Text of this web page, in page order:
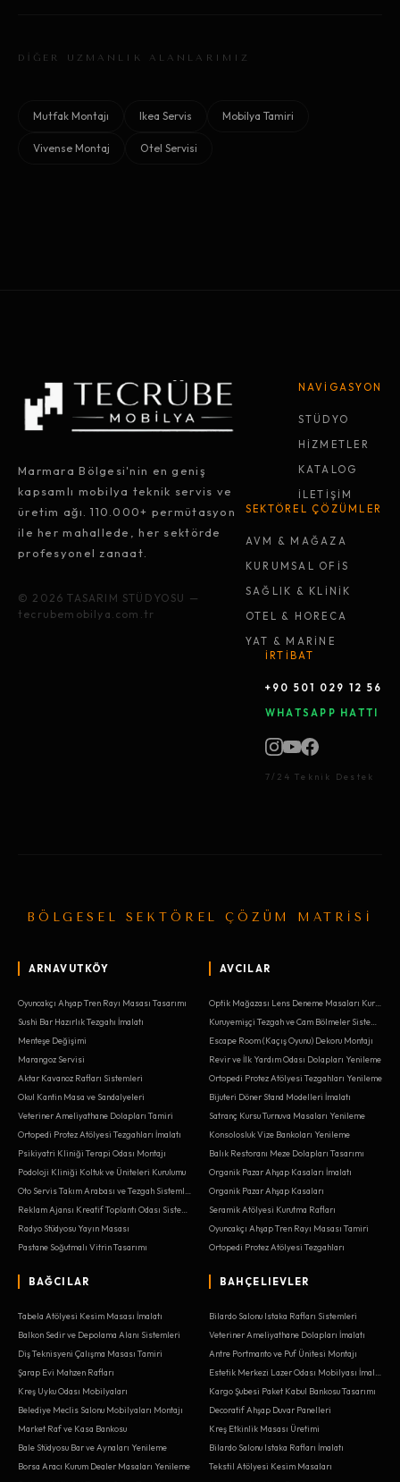
DİĞER UZMANLIK ALANLARIMIZ
Mutfak Montajı Ikea Servis Mobilya Tamiri
Vivense Montaj Otel Servisi
Marmara Bölgesi'nin en geniş
kapsamlı mobilya teknik servis ve
üretim ağı. 110.000+ permütasyon
ile her mahallede, her sektörde
profesyonel zanaat.
© 2026 TASARIM STÜDYOSU —
tecrubemobilya.com.tr
NAVİGASYON
STÜDYO
HİZMETLER
KATALOG
İLETİŞİM
SEKTÖREL ÇÖZÜMLER
AVM & MAĞAZA
KURUMSAL OFİS
SAĞLIK & KLİNİK
OTEL & HORECA
YAT & MARİNE
İRTİBAT
+90 501 029 12 56
WHATSAPP HATTI
7/24 Teknik Destek
BÖLGESEL SEKTÖREL ÇÖZÜM MATRİSİ
ARNAVUTKÖY
Oyuncakçı Ahşap Tren Rayı Masası Tasarımı
Sushi Bar Hazırlık Tezgahı İmalatı
Menteşe Değişimi
Marangoz Servisi
Aktar Kavanoz Rafları Sistemleri
Okul Kantin Masa ve Sandalyeleri
Veteriner Ameliyathane Dolapları Tamiri
Ortopedi Protez Atölyesi Tezgahları İmalatı
Psikiyatri Kliniği Terapi Odası Montajı
Podoloji Kliniği Koltuk ve Üniteleri Kurulumu
Radyo Stüdyosu Yayın Masası
Pastane Soğutmalı Vitrin Tasarımı
AVCILAR
Escape Room (Kaçış Oyunu) Dekoru Montajı
Revir ve İlk Yardım Odası Dolapları Yenileme
Ortopedi Protez Atölyesi Tezgahları Yenileme
Bijuteri Döner Stand Modelleri İmalatı
Satranç Kursu Turnuva Masaları Yenileme
Konsolosluk Vize Bankoları Yenileme
Balık Restoranı Meze Dolapları Tasarımı
Organik Pazar Ahşap Kasaları İmalatı
Organik Pazar Ahşap Kasaları
Seramik Atölyesi Kurutma Rafları
Oyuncakçı Ahşap Tren Rayı Masası Tamiri
Ortopedi Protez Atölyesi Tezgahları
BAĞCILAR
Tabela Atölyesi Kesim Masası İmalatı
Balkon Sedir ve Depolama Alanı Sistemleri
Diş Teknisyeni Çalışma Masası Tamiri
Şarap Evi Mahzen Rafları
Kreş Uyku Odası Mobilyaları
Belediye Meclis Salonu Mobilyaları Montajı
Market Raf ve Kasa Bankosu
Bale Stüdyosu Bar ve Aynaları Yenileme
Borsa Aracı Kurum Dealer Masaları Yenileme
BAHÇELIEVLER
Bilardo Salonu Istaka Rafları Sistemleri
Veteriner Ameliyathane Dolapları İmalatı
Antre Portmanto ve Puf Ünitesi Montajı
Kargo Şubesi Paket Kabul Bankosu Tasarımı
Decoratif Ahşap Duvar Panelleri
Kreş Etkinlik Masası Üretimi
Bilardo Salonu Istaka Rafları İmalatı
Tekstil Atölyesi Kesim Masaları